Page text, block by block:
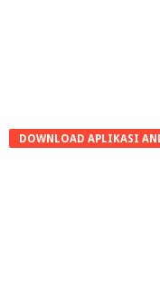
DOWNLOAD APLIKASI